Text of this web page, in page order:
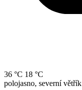
36 °C 18 °C
polojasno, severní větřík